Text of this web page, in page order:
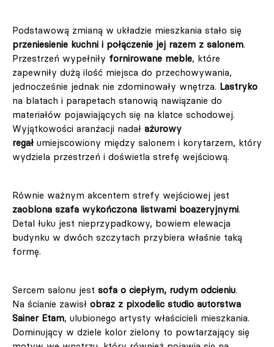
Podstawową zmianą w układzie mieszkania stało się
przeniesienie kuchni i połączenie jej razem z salonem.
Przestrzeń wypełniły fornirowane meble, które
zapewniły dużą ilość miejsca do przechowywania,
jednocześnie jednak nie zdominowały wnętrza. Lastryko
na blatach i parapetach stanowią nawiązanie do
materiałów pojawiających się na klatce schodowej.
Wyjątkowości aranżacji nadał ażurowy
regał umiejscowiony między salonem i korytarzem, który
wydziela przestrzeń i doświetla strefę wejściową.
Równie ważnym akcentem strefy wejściowej jest
zaoblona szafa wykończona listwami boazeryjnymi.
Detal łuku jest nieprzypadkowy, bowiem elewacja
budynku w dwóch szczytach przybiera właśnie taką
formę.
Sercem salonu jest sofa o ciepłym, rudym odcieniu.
Na ścianie zawisł obraz z pixodelic studio autorstwa
Sainer Etam, ulubionego artysty właścicieli mieszkania.
Dominujący w dziele kolor zielony to powtarzający się